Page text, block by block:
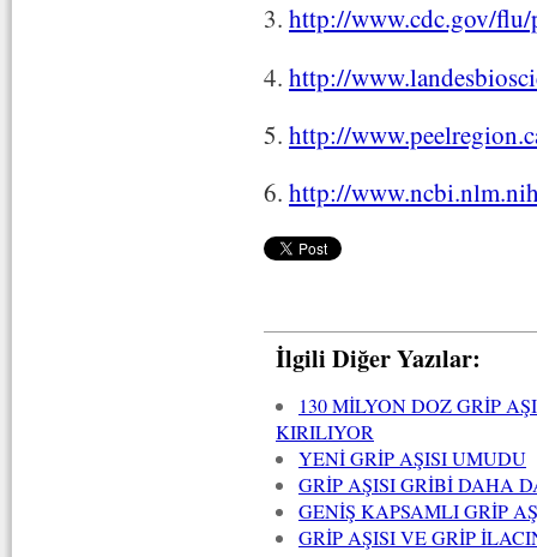
3. http://www.cdc.gov/flu/
4. http://
5. http://
6. http://
İlgili Diğer Yazılar:
130 MİLYON DOZ GRİP
KIRILIYOR
YENİ GRİP AŞISI UMUDU
GRİP AŞISI GRİBİ DAHA
GENİŞ KAPSAMLI GRİP
GRİP AŞISI VE GRİP